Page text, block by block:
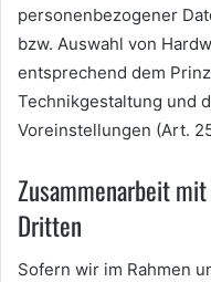
personenbezogener
bzw. Auswahl von
entsprechend dem
Technikgestaltung und
Voreinstellungen (Art.
Zusammenarbeit
Dritten
Sofern wir im Rahmen